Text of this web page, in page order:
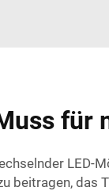
für
LED-
beitragen, das